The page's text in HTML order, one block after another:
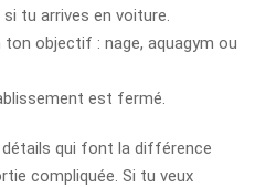
tu arrives en voiture.
objectif : nage, aquagym ou
est fermé.
qui font la différence
compliquée. Si tu veux